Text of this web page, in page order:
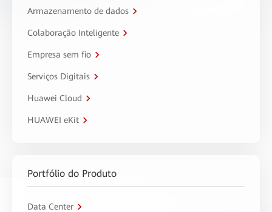
Armazenamento de dados
Colaboração Inteligente
Empresa sem fio
Serviços Digitais
Huawei Cloud
HUAWEI eKit
Portfólio do Produto
Data Center